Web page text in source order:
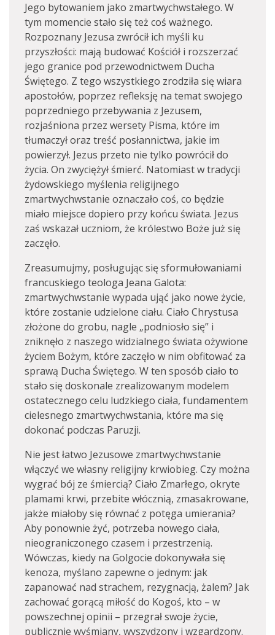
Jego bytowaniem jako zmartwychwstałego. W
tym momencie stało się też coś ważnego.
Rozpoznany Jezusa zwrócił ich myśli ku
przyszłości: mają budować Kościół i rozszerzać
jego granice pod przewodnictwem Ducha
Świętego. Z tego wszystkiego zrodziła się wiara
apostołów, poprzez refleksję na temat swojego
poprzedniego przebywania z Jezusem,
rozjaśniona przez wersety Pisma, które im
tłumaczył oraz treść posłannictwa, jakie im
powierzył. Jezus przeto nie tylko powrócił do
życia. On zwyciężył śmierć. Natomiast w tradycji
żydowskiego myślenia religijnego
zmartwychwstanie oznaczało coś, co będzie
miało miejsce dopiero przy końcu świata. Jezus
zaś wskazał uczniom, że królestwo Boże już się
zaczęło.
Zreasumujmy, posługując się sformułowaniami
francuskiego teologa Jeana Galota:
zmartwychwstanie wypada ująć jako nowe życie,
które zostanie udzielone ciału. Ciało Chrystusa
złożone do grobu, nagle „podniosło się” i
zniknęło z naszego widzialnego świata ożywione
życiem Bożym, które zaczęło w nim obfitować za
sprawą Ducha Świętego. W ten sposób ciało to
stało się doskonale zrealizowanym modelem
ostatecznego celu ludzkiego ciała, fundamentem
cielesnego zmartwychwstania, które ma się
dokonać podczas Paruzji.
Nie jest łatwo Jezusowe zmartwychwstanie
włączyć we własny religijny krwiobieg. Czy można
wygrać bój ze śmiercią? Ciało Zmarłego, okryte
plamami krwi, przebite włócznią, zmasakrowane,
jakże miałoby się równać z potęga umierania?
Aby ponownie żyć, potrzeba nowego ciała,
nieograniczonego czasem i przestrzenią.
Wówczas, kiedy na Golgocie dokonywała się
kenoza, myślano zapewne o jednym: jak
zapanować nad strachem, rezygnacją, żalem? Jak
zachować gorącą miłość do Kogoś, kto – w
powszechnej opinii – przegrał swoje życie,
publicznie wyśmiany, wyszydzony i wzgardzony.